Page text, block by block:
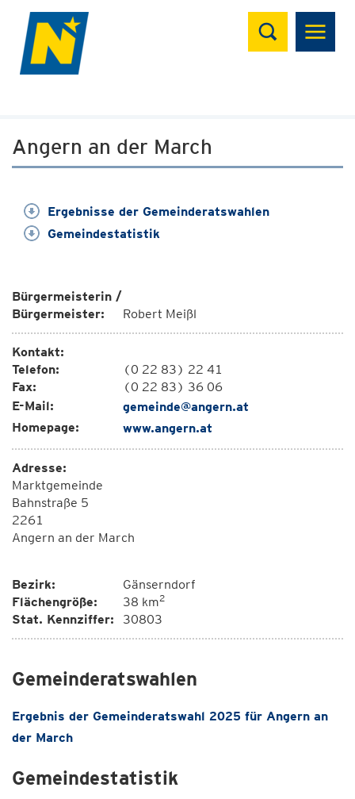
Suchen
Angern an der March
Ergebnisse der Gemeinderatswahlen
Gemeindestatistik
Bürgermeisterin /
Bürgermeister:
Robert Meißl
Kontakt:
Telefon:
(0 22 83) 22 41
Fax:
(0 22 83) 36 06
E-Mail:
gemeinde@angern.at
Homepage:
www.angern.at
Adresse:
Marktgemeinde
Bahnstraße 5
2261
Angern an der March
Bezirk:
Gänserndorf
Flächengröße:
38 km2
Stat. Kennziffer: 30803
Gemeinderatswahlen
Ergebnis der Gemeinderatswahl 2025 für Angern an
der March
Gemeindestatistik